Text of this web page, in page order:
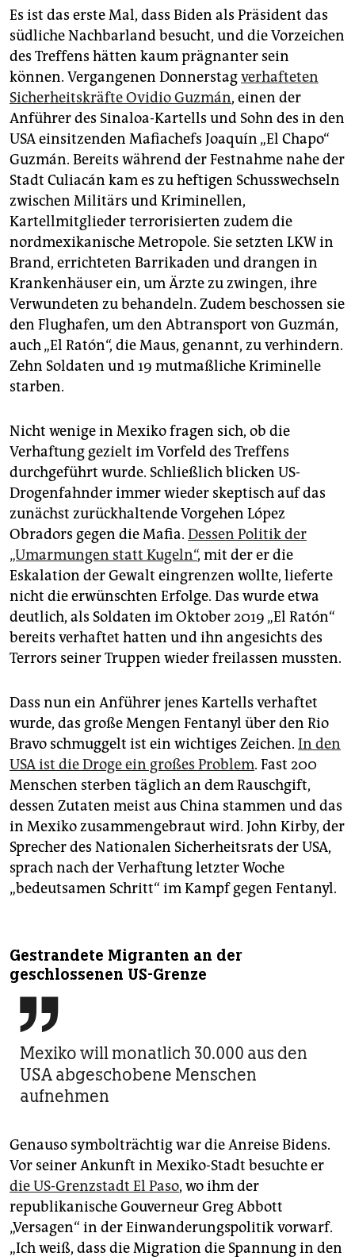
Es ist das erste Mal, dass Biden als Präsident das
südliche Nachbarland besucht, und die Vorzeichen
des Treffens hätten kaum prägnanter sein
können. Vergangenen Donnerstagverhafteten
Sicherheitskräfte Ovidio Guzmán, einen der
Anführer des Sinaloa-Kartells und Sohn des in den
USA einsitzenden Mafiachefs Joaquín „El Chapo“
Guzmán. Bereits während der Festnahme nahe der
Stadt Culiacán kam es zu heftigen Schusswechseln
zwischen Militärs und Kriminellen,
Kartellmitglieder terrorisierten zudem die
nordmexikanische Metropole. Sie setzten LKW in
Brand, errichteten Barrikaden und drangen in
Krankenhäuser ein, um Ärzte zu zwingen, ihre
Verwundeten zu behandeln. Zudem beschossen sie
den Flughafen, um den Abtransport von Guzmán,
auch „El Ratón“, die Maus, genannt, zu verhindern.
Zehn Soldaten und 19 mutmaßliche Kriminelle
starben.
Nicht wenige in Mexiko fragen sich, ob die
Verhaftung gezielt im Vorfeld des Treffens
durchgeführt wurde. Schließlich blicken US-
Drogenfahnder immer wieder skeptisch auf das
zunächst zurückhaltende Vorgehen López
Obradors gegen die Mafia. Dessen Politik der
„Umarmungen statt Kugeln“, mit der er die
Eskalation der Gewalt eingrenzen wollte, lieferte
nicht die erwünschten Erfolge. Das wurde etwa
deutlich, als Soldaten im Oktober 2019 „El Ratón“
bereits verhaftet hatten und ihn angesichts des
Terrors seiner Truppen wieder freilassen mussten.
Dass nun ein Anführer jenes Kartells verhaftet
wurde, das große Mengen Fentanyl über den Rio
Bravo schmuggelt ist ein wichtiges Zeichen. In den
USA ist die Droge ein großes Problem. Fast 200
Menschen sterben täglich an dem Rauschgift,
dessen Zutaten meist aus China stammen und das
in Mexiko zusammengebraut wird. John Kirby, der
Sprecher des Nationalen Sicherheitsrats der USA,
sprach nach der Verhaftung letzter Woche
„bedeutsamen Schritt“ im Kampf gegen Fentanyl.
Gestrandete Migranten an der
geschlossenen US-Grenze

Mexiko will monatlich 30.000 aus den
USA abgeschobene Menschen
aufnehmen
Genauso symbolträchtig war die Anreise Bidens.
Vor seiner Ankunft in Mexiko-Stadt besuchte er
die US-Grenzstadt El Paso, wo ihm der
republikanische Gouverneur Greg Abbott
„Versagen“ in der Einwanderungspolitik vorwarf.
„Ich weiß, dass die Migration die Spannung in den